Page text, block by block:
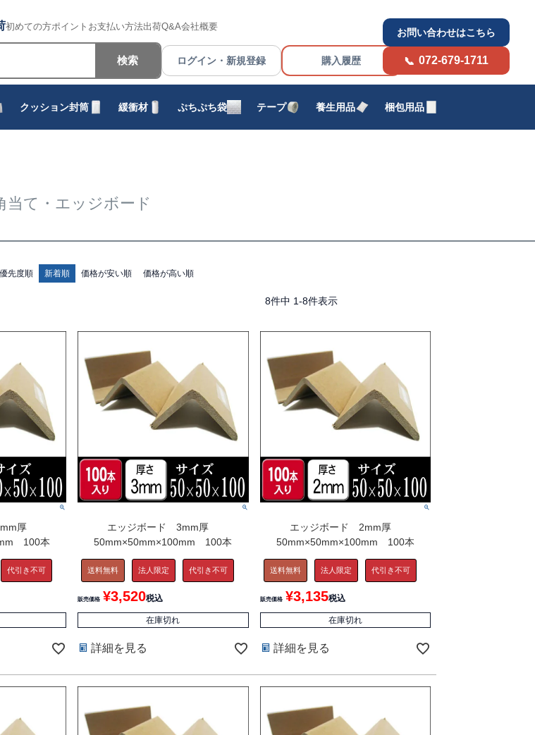
初めての方ポイント お支払い方法出荷Q&A会社概要
検索 ログイン・新規登録 購入履歴
お問い合わせはこちら
072-679-1711
クッション封筒 緩衝材 ぷちぷち袋 テープ 養生用品 梱包用品
当て・エッジボード
優先度順 新着順 価格が安い順 価格が高い順
8件中 1-8件表示
厚
100本
代引き不可
エッジボード 3mm厚
50mm×50mm×100mm 100本
送料無料 法人限定 代引き不可
販売価格 ¥3,520税込
在庫切れ
詳細を見る
エッジボード 2mm厚
50mm×50mm×100mm 100本
送料無料 法人限定 代引き不可
販売価格 ¥3,135税込
在庫切れ
詳細を見る